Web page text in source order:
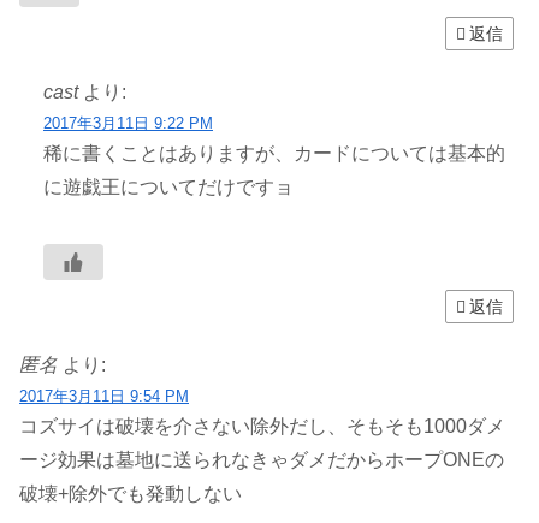
返信
cast より:
2017年3月11日 9:22 PM
稀に書くことはありますが、カードについては基本的
に遊戯王についてだけですョ
返信
匿名 より:
2017年3月11日 9:54 PM
コズサイは破壊を介さない除外だし、そもそも1000ダメ
ージ効果は墓地に送られなきゃダメだからホープONEの
破壊+除外でも発動しない